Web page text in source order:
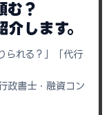
む？
します。
られる？」「代行
政書士・融資コン